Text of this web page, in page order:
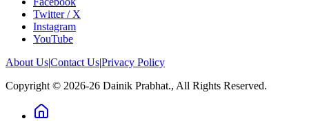
Twitter / X
Instagram
YouTube
About Us|Contact Us|Privacy Policy
Copyright © 2026-26 Dainik Prabhat., All Rights Reserved.